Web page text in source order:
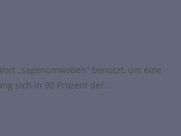
„sagenumwoben“ benutzt, um eine
sich in 90 Prozent der…